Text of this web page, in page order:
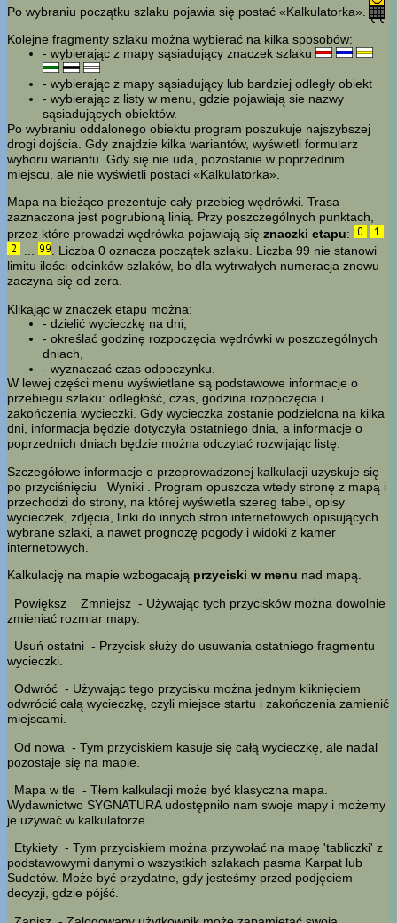
Po wybraniu początku szlaku pojawia się postać «Kalkulatorka».
Kolejne fragmenty szlaku można wybierać na kilka sposobów:
- wybierając z mapy sąsiadujący znaczek szlaku
- wybierając z mapy sąsiadujący lub bardziej odległy obiekt
- wybierając z listy w menu, gdzie pojawiają sie nazwy
sąsiadujących obiektów.
Po wybraniu oddalonego obiektu program poszukuje najszybszej
drogi dojścia. Gdy znajdzie kilka wariantów, wyświetli formularz
wyboru wariantu. Gdy się nie uda, pozostanie w poprzednim
miejscu, ale nie wyświetli postaci «Kalkulatorka».
Mapa na bieżąco prezentuje cały przebieg wędrówki. Trasa
zaznaczona jest pogrubioną linią. Przy poszczególnych punktach,
przez które prowadzi wędrówka pojawiają się znaczki etapu:
. Liczba 0 oznacza początek szlaku. Liczba 99 nie stanowi
limitu ilości odcinków szlaków, bo dla wytrwałych numeracja znowu
zaczyna się od zera.
Klikając w znaczek etapu można:
- dzielić wycieczkę na dni,
- określać godzinę rozpoczęcia wędrówki w poszczególnych
dniach,
- wyznaczać czas odpoczynku.
W lewej części menu wyświetlane są podstawowe informacje o
przebiegu szlaku: odległość, czas, godzina rozpoczęcia i
zakończenia wycieczki. Gdy wycieczka zostanie podzielona na kilka
dni, informacja będzie dotyczyła ostatniego dnia, a informacje o
poprzednich dniach będzie można odczytać rozwijając listę.
Szczegółowe informacje o przeprowadzonej kalkulacji uzyskuje się
po przyciśnięciu
Wyniki
. Program opuszcza wtedy stronę z mapą i
przechodzi do strony, na której wyświetla szereg tabel, opisy
wycieczek, zdjęcia, linki do innych stron internetowych opisujących
wybrane szlaki, a nawet prognozę pogody i widoki z kamer
internetowych.
Kalkulację na mapie wzbogacają przyciski w menu nad mapą.
Powiększ
Zmniejsz - Używając tych przycisków można dowolnie
zmieniać rozmiar mapy.
Usuń ostatni - Przycisk służy do usuwania ostatniego fragmentu
wycieczki.
Odwróć - Używając tego przycisku można jednym kliknięciem
odwrócić całą wycieczkę, czyli miejsce startu i zakończenia zamienić
miejscami.
Od nowa - Tym przyciskiem kasuje się całą wycieczkę, ale nadal
pozostaje się na mapie.
Mapa w tle - Tłem kalkulacji może być klasyczna mapa.
Wydawnictwo SYGNATURA udostępniło nam swoje mapy i możemy
je używać w kalkulatorze.
Etykiety - Tym przyciskiem można przywołać na mapę 'tabliczki' z
podstawowymi danymi o wszystkich szlakach pasma Karpat lub
Sudetów. Może być przydatne, gdy jesteśmy przed podjęciem
decyzji, gdzie pójść.